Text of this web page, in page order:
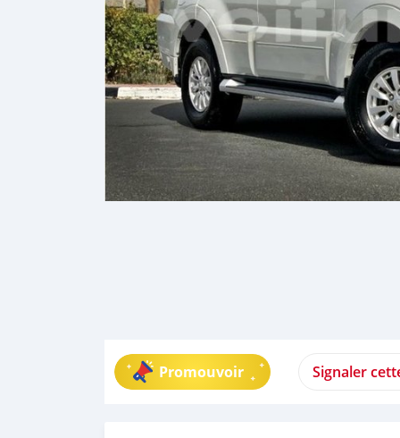
Promouvoir Signaler